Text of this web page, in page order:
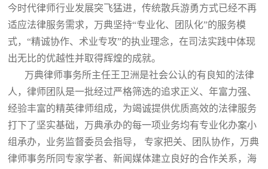
今时代律师行业发展突飞猛进，传统散兵游勇方式已经不再
适应法律服务需求，万典坚持“专业化、团队化”的服务模
式，“精诚协作、术业专攻”的执业理念，在司法实践中体现
出无比的优越性并取得辉煌的成就。
万典律师事务所主任王卫洲是社会公认的有良知的法律
人，律师团队是一批经过严格筛选的追求正义、年富力强、
经验丰富的精英律师组成，为竭诚提供优质高效的法律服务
打下了坚实基础，万典承办的每一项业务均有专业化办案小
组承办，业务监督委员会指导， 专家把关、团队协作，万典
律师事务所同专家学者、新闻媒体建立良好的合作关系，海